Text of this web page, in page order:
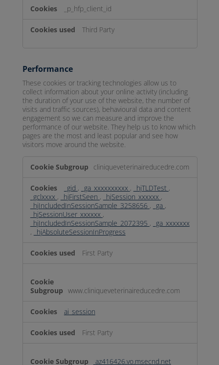
_p_hfp_client_id
Third Party
Performance
These cookies or tracking technologies allow us to
collect information about your online activity (including
the duration of your use of the website, the number of
visits and traffic sources), behavioural data and content
engagement so we can measure and improve the
performance of our website. They help us to know which
pages are the most and least popular and see how
visitors move around the website.
cliniqueveterinaireducedre.com
_gid , _ga_xxxxxxxxxx , _hjTLDTest ,
_gclxxxx , _hjFirstSeen , _hjSession_xxxxxx ,
_hjIncludedInSessionSample_3258656 , _ga ,
_hjSessionUser_xxxxxx ,
_hjIncludedInSessionSample_2072395 ,
_ga_xxxxxxx
,
_hjAbsoluteSessionInProgress
First Party
www.cliniqueveterinaireducedre.com
ai_session
First Party
az416426.vo.msecnd.net